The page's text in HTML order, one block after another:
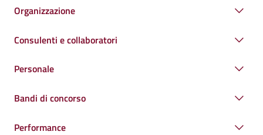
Organizzazione
Consulenti e collaboratori
Personale
Bandi di concorso
Performance